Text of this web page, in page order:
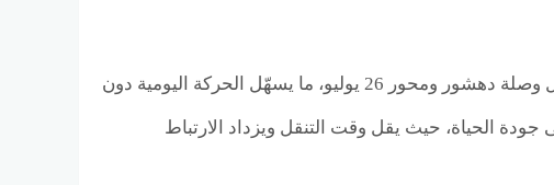
الموقع يضع السكان على مقربة مباشرة من شبكة طرق ومحاور رئيسية، مثل وصلة دهشور ومحور 26 يوليو، ما يسهّل الحركة اليومية دون
الحياة، حيث يقل وقت التنقل ويزداد الارتباط